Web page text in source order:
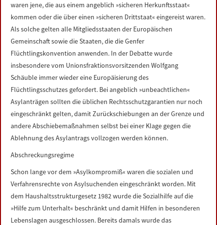
waren jene, die aus einem angeblich »sicheren Herkunftsstaat«
kommen oder die über einen »sicheren Drittstaat« eingereist waren.
Als solche gelten alle Mitgliedsstaaten der Europäischen
Gemeinschaft sowie die Staaten, die die Genfer
Flüchtlingskonvention anwenden. In der Debatte wurde
insbesondere vom Unionsfraktionsvorsitzenden Wolfgang
Schäuble immer wieder eine Europäisierung des
Flüchtlingsschutzes gefordert. Bei angeblich »unbeachtlichen«
Asylanträgen sollten die üblichen Rechtsschutzgarantien nur noch
eingeschränkt gelten, damit Zurückschiebungen an der Grenze und
andere Abschiebemaßnahmen selbst bei einer Klage gegen die
Ablehnung des Asylantrags vollzogen werden können.
Abschreckungsregime
Schon lange vor dem »Asylkompromiß« waren die sozialen und
Verfahrensrechte von Asylsuchenden eingeschränkt worden. Mit
dem Haushaltsstrukturgesetz 1982 wurde die Sozialhilfe auf die
»Hilfe zum Unterhalt« beschränkt und damit Hilfen in besonderen
Lebenslagen ausgeschlossen. Bereits damals wurde das